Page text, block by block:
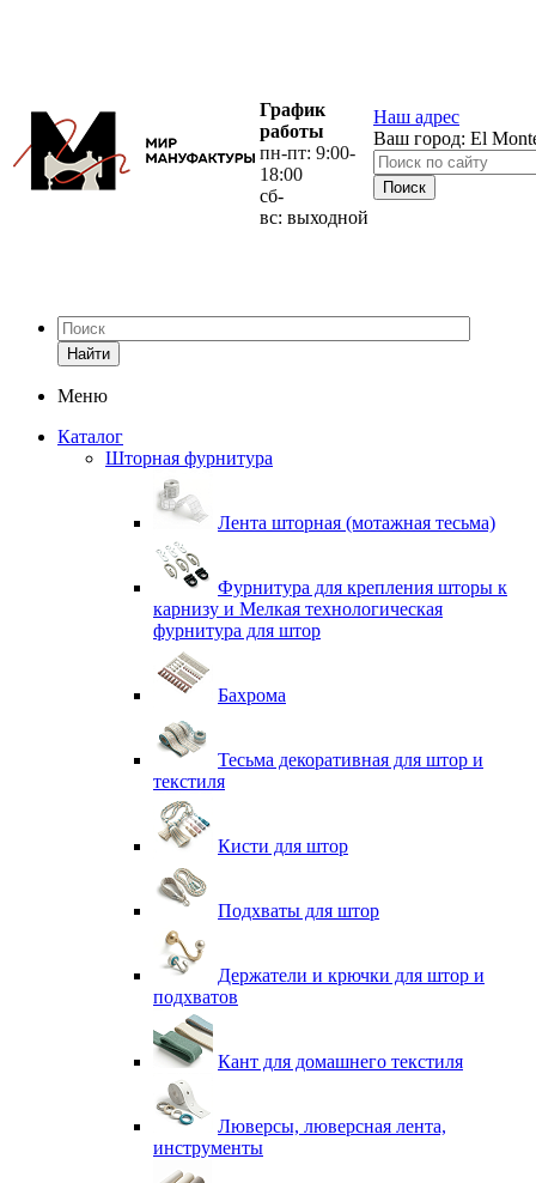
График
работы
пн-пт: 9:00-
18:00
сб-
вс: выходной
Наш адрес
Ваш город: El
Найти
Меню
Каталог
Шторная фурнитура
Лента шторная (мотажная тесьма)
Фурнитура для крепления шторы к
карнизу и Мелкая технологическая
фурнитура для штор
Бахрома
Тесьма декоративная для штор и
текстиля
Кисти для штор
Подхваты для штор
Держатели и крючки для штор и
подхватов
Кант для домашнего текстиля
Люверсы, люверсная лента,
инструменты